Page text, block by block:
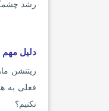
رشد
دلیل مهم
ریتنشن
فعلی به
نکنیم؟